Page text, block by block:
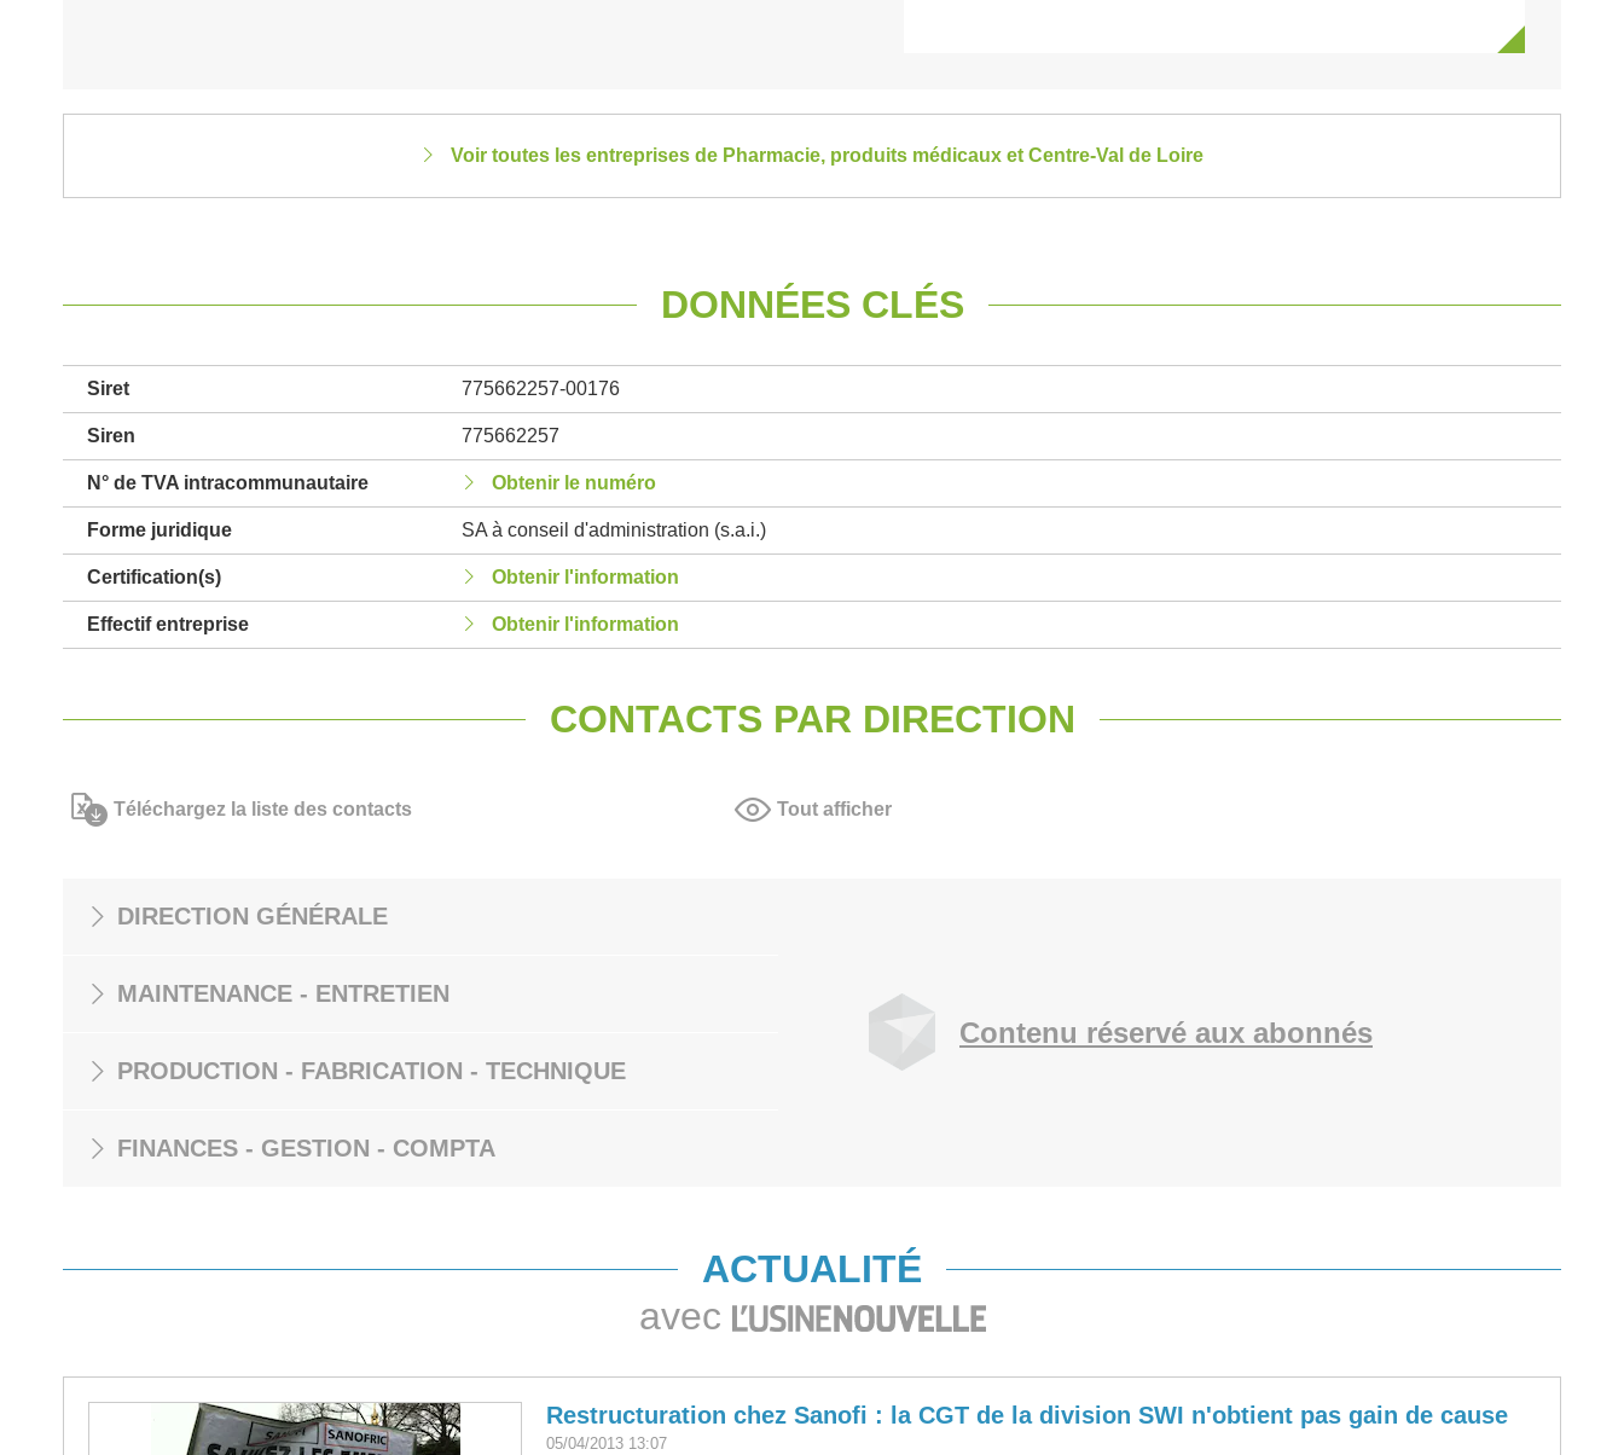
Voir toutes les entreprises de Pharmacie, produits médicaux et Centre-Val de Loire
DONNÉES CLÉS
Siret 775662257-00176
Siren 775662257
N° de TVA intracommunautaire Obtenir le numéro
Forme juridique SA à conseil d'administration (s.a.i.)
Certification(s) Obtenir l'information
Effectif entreprise Obtenir l'information
CONTACTS PAR DIRECTION
Téléchargez la liste des contacts Tout afficher
DIRECTION GÉNÉRALE
MAINTENANCE - ENTRETIEN
PRODUCTION - FABRICATION - TECHNIQUE
FINANCES - GESTION - COMPTA
Contenu réservé aux abonnés
ACTUALITÉ
avec
Restructuration chez Sanofi : la CGT de la division SWI n'obtient pas gain de cause
05/04/2013 13:07